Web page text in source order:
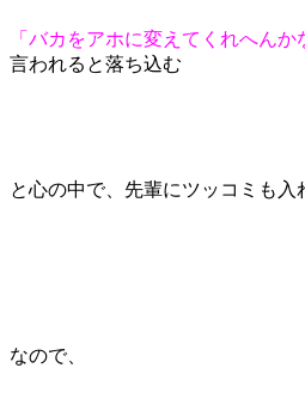
「バカをアホに変えてくれへんか
言われると落ち込む
と心の中で、先輩にツッコミも入
なので、